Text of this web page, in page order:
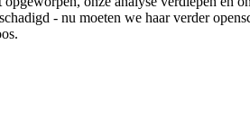
- nu moeten we haar verder